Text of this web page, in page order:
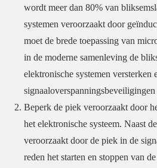
wordt meer dan 80% van
systemen veroorzaakt door
moet de brede toepassing van
in de moderne samenleving de
elektronische systemen versterken
Beperk de piek veroorzaakt door
het elektronische systeem. Naast
veroorzaakt door de piek in de
reden het starten en stoppen van